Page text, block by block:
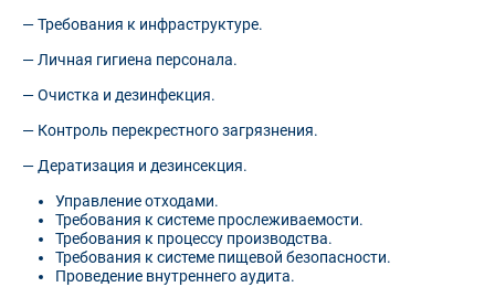
— Требования к инфраструктуре.
— Личная гигиена персонала.
— Очистка и дезинфекция.
— Контроль перекрестного загрязнения.
— Дератизация и дезинсекция.
Управление отходами.
Требования к системе прослеживаемости.
Требования к процессу производства.
Требования к системе пищевой безопасности.
Проведение внутреннего аудита.